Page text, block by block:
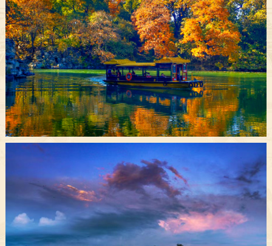
各区热点
政务公开
市领导 机构职能 政策服务
政策兑现 政策解读 回应关切
专题公开
政务服务
个人服务 法人服务 部门服务